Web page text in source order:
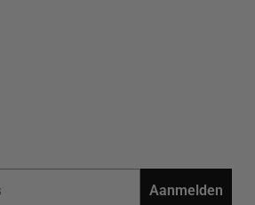
Aanmelden